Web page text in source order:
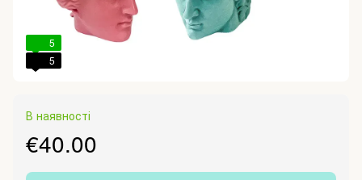
5
5
В наявності
€40.00